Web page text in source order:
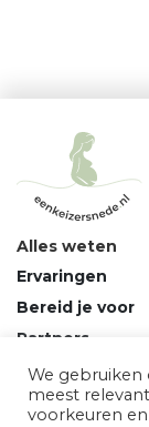
Alles weten
Ervaringen
Bereid je voor
Partners
Over ons
Vragen en
We gebruiken
meest
voorkeuren